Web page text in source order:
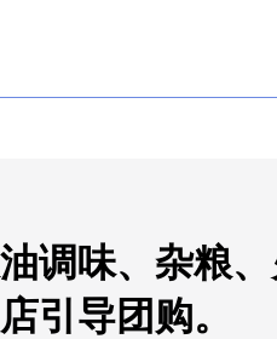
调味、杂粮
引导团购。